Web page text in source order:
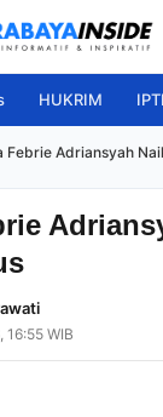
HUKRIM
Febrie Adriansyah
WIB